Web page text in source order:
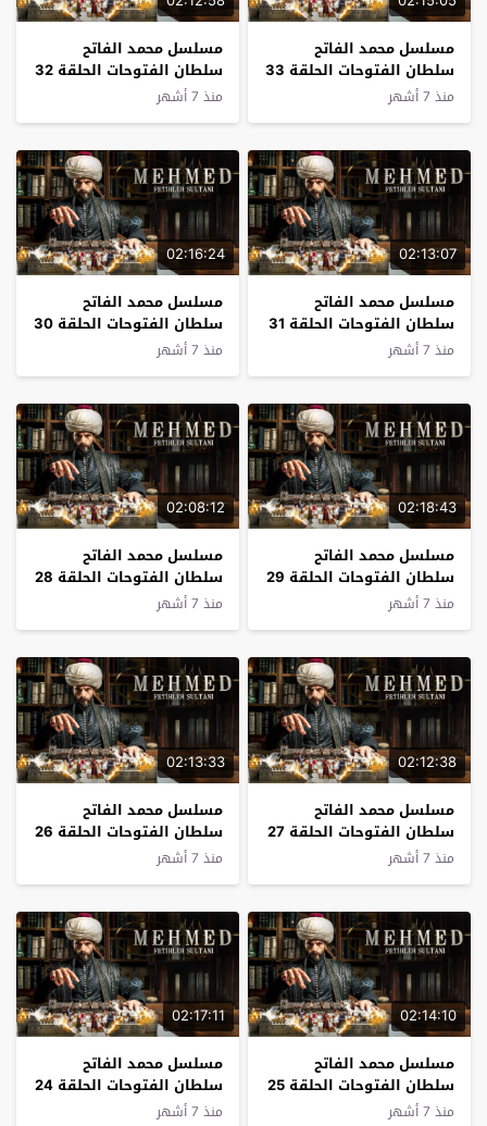
مسلسل محمد الفاتح
سلطان الفتوحات الحلقة 33
مترجم
منذ 7 أشهر
مسلسل محمد الفاتح
سلطان الفتوحات الحلقة 32
مترجم
منذ 7 أشهر
02:13:07
مسلسل محمد الفاتح
سلطان الفتوحات الحلقة 31
مترجم
منذ 7 أشهر
02:16:24
مسلسل محمد الفاتح
سلطان الفتوحات الحلقة 30
مترجم
منذ 7 أشهر
02:18:43
مسلسل محمد الفاتح
سلطان الفتوحات الحلقة 29
مترجم
منذ 7 أشهر
02:08:12
مسلسل محمد الفاتح
سلطان الفتوحات الحلقة 28
مترجم
منذ 7 أشهر
02:12:38
مسلسل محمد الفاتح
سلطان الفتوحات الحلقة 27
مترجم
منذ 7 أشهر
02:13:33
مسلسل محمد الفاتح
سلطان الفتوحات الحلقة 26
مترجم
منذ 7 أشهر
02:14:10
مسلسل محمد الفاتح
سلطان الفتوحات الحلقة 25
مترجم
منذ 7 أشهر
02:17:11
مسلسل محمد الفاتح
سلطان الفتوحات الحلقة 24
مترجم
منذ 7 أشهر